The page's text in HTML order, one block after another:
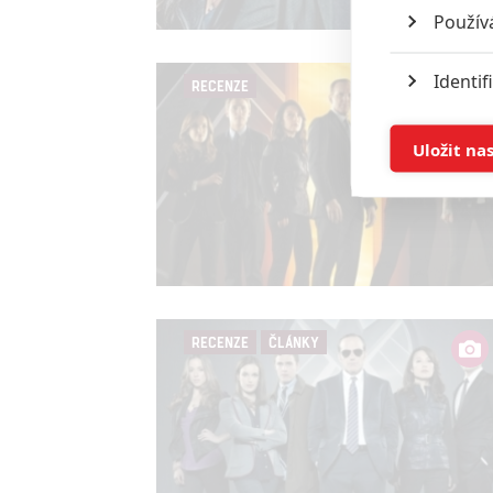
RECENZE
RECENZE ČLÁNKY
služeb
Udělením
možnost:
Uložit